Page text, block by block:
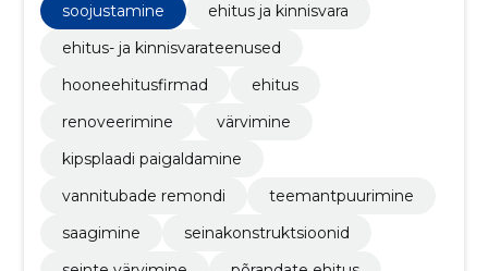
soojustamine
ehitus ja kinnisvara
ehitus- ja kinnisvarateenused
hooneehitusfirmad
ehitus
renoveerimine
värvimine
kipsplaadi paigaldamine
vannitubade remondi
teemantpuurimine
saagimine
seinakonstruktsioonid